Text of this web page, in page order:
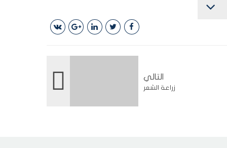
التالي
زراعة الشعر